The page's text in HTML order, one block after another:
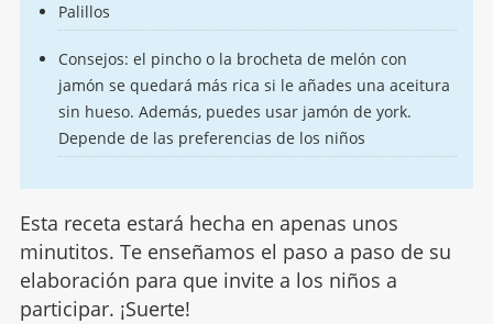
Palillos
Consejos: el pincho o la brocheta de melón con
jamón se quedará más rica si le añades una aceitura
sin hueso. Además, puedes usar jamón de york.
Depende de las preferencias de los niños
Esta receta estará hecha en apenas unos
minutitos. Te enseñamos el paso a paso de su
elaboración para que invite a los niños a
participar. ¡Suerte!